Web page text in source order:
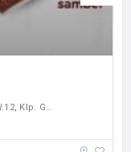
14240 インドネシア